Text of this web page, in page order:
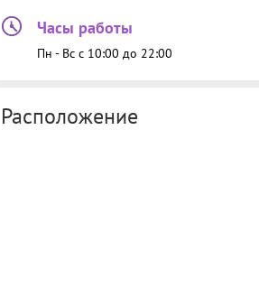
Часы работы
Пн - Вс c 10:00 до 22:00
Расположение